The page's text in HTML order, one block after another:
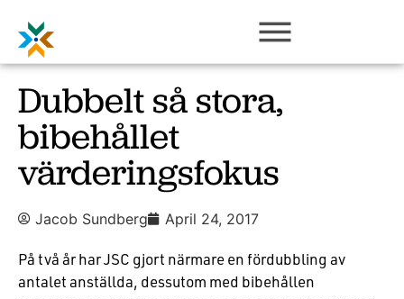
Dubbelt så stora,
bibehållet
värderingsfokus
Jacob Sundberg April 24, 2017
På två år har JSC gjort närmare en fördubbling av
antalet anställda, dessutom med bibehållen